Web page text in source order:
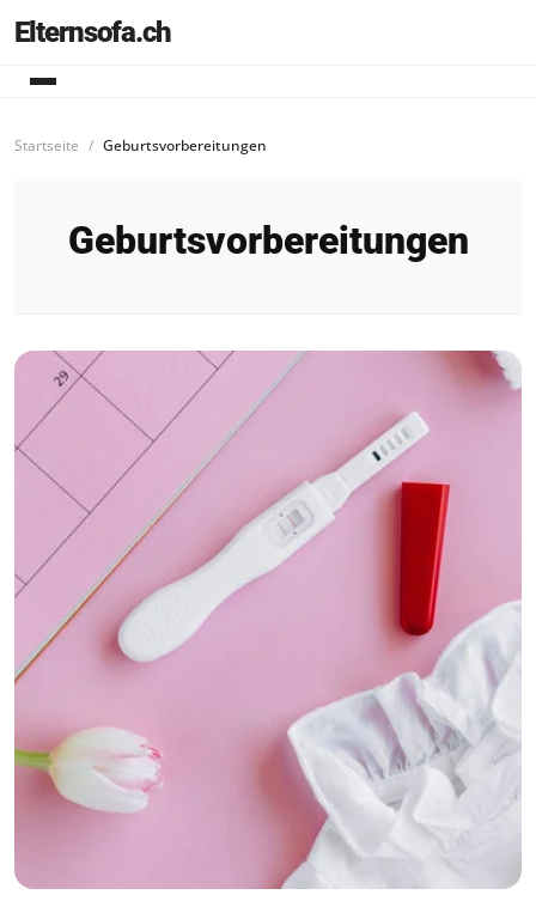
Elternsofa.ch
Startseite Geburtsvorbereitungen
Geburtsvorbereitungen